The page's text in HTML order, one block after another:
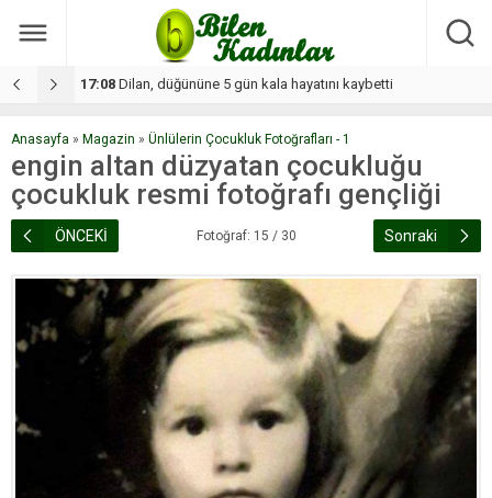
17:08 Dilan, düğününe 5 gün kala hayatını kaybetti
Anasayfa » Magazin » Ünlülerin Çocukluk Fotoğrafları - 1
engin altan düzyatan çocukluğu
çocukluk resmi fotoğrafı gençliği
ÖNCEKİ Fotoğraf: 15 / 30 Sonraki